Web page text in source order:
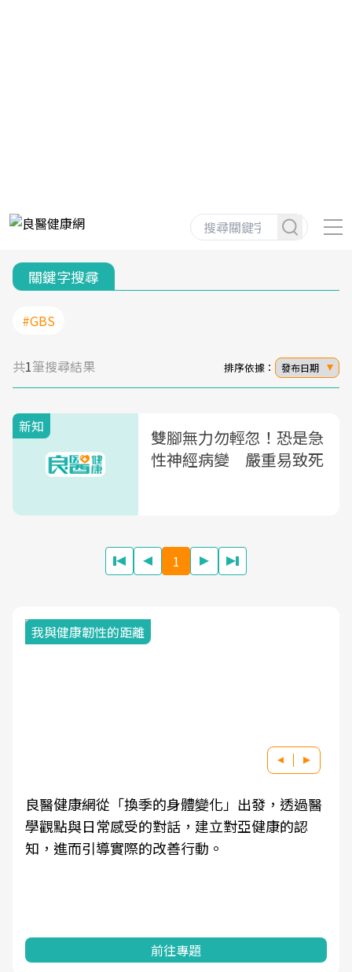
關鍵字搜尋
#GBS
共1筆搜尋結果 排序依據： 發布日期
新知
雙腳無力勿輕忽！恐是急
性神經病變 嚴重易致死
1
我與健康韌性的距離
良醫健康網從「換季的身體變化」出發，透過醫
學觀點與日常感受的對話，建立對亞健康的認
知，進而引導實際的改善行動。
前往專題